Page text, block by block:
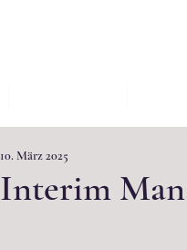
Interim
10. März 2025